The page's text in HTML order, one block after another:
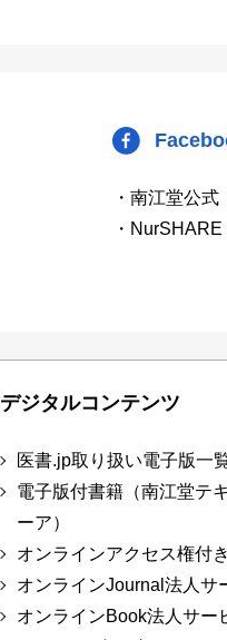
・南江堂公式
・NurSHARE
デジタルコンテンツ
医書.jp取り扱い電子版一
電子版付書籍（南江堂テ
ーア）
オンラインアクセス権付
オンラインJournal法人サ
オンラインBook法人サー